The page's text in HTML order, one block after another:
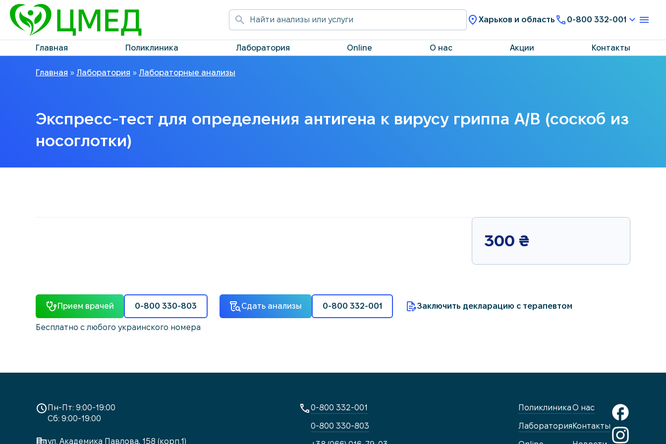
Харьков и область 0-800 332-001
Главная Поликлиника Лаборатория Online О нас Акции Контакты
Главная » Лаборатория » Лабораторные анализы
Экспресс-тест для определения антигена к вирусу гриппа А/В (соскоб из
носоглотки)
300 ₴
Прием врачей 0-800 330-803 Сдать анализы 0-800 332-001
Бесплатно с любого украинского номера
Заключить декларацию с терапевтом
Пн-Пт: 9:00-19:00
Сб: 9:00-19:00
ул. Академика Павлова, 158 (корп.1)
0-800 332-001
0-800 330-803
Поликлиника
Лаборатория
О нас
Контакты